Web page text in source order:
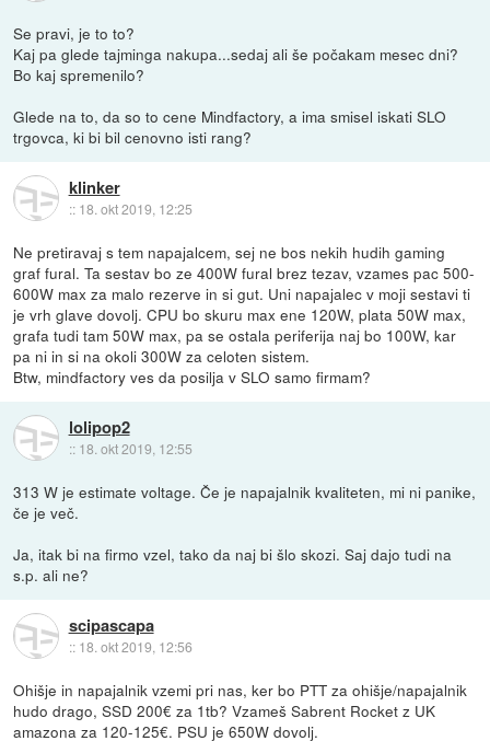
Se pravi, je to to?
Kaj pa glede tajminga nakupa...sedaj ali še počakam mesec dni?
Bo kaj spremenilo?
Glede na to, da so to cene Mindfactory, a ima smisel iskati SLO
trgovca, ki bi bil cenovno isti rang?
klinker
:: 18. okt 2019, 12:25
Ne pretiravaj s tem napajalcem, sej ne bos nekih hudih gaming
graf fural. Ta sestav bo ze 400W fural brez tezav, vzames pac 500-
600W max za malo rezerve in si gut. Uni napajalec v moji sestavi ti
je vrh glave dovolj. CPU bo skuru max ene 120W, plata 50W max,
grafa tudi tam 50W max, pa se ostala periferija naj bo 100W, kar
pa ni in si na okoli 300W za celoten sistem.
Btw, mindfactory ves da posilja v SLO samo firmam?
lolipop2
:: 18. okt 2019, 12:55
313 W je estimate voltage. Če je napajalnik kvaliteten, mi ni panike,
če je več.
Ja, itak bi na firmo vzel, tako da naj bi šlo skozi. Saj dajo tudi na
s.p. ali ne?
scipascapa
:: 18. okt 2019, 12:56
Ohišje in napajalnik vzemi pri nas, ker bo PTT za ohišje/napajalnik
hudo drago, SSD 200€ za 1tb? Vzameš Sabrent Rocket z UK
amazona za 120-125€. PSU je 650W dovolj.